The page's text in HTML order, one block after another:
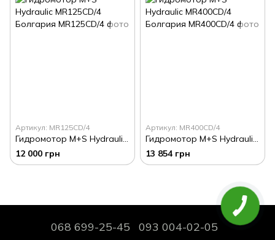
Артикул: MR125CD/4
Гидромотор M+S Hydraulic MR125CD/4 Болгария
12 000 грн
Артикул: MR400CD/4
Гидромотор M+S Hydraulic MR400CD/4 Болгария
13 854 грн
068 699-25-45 093 004-02-05